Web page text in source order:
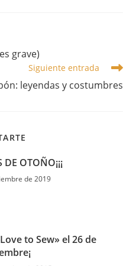
grave)
Siguiente entrada
leyendas y costumbres
OTOÑO¡¡¡
de 2019
to Sew» el 26 de